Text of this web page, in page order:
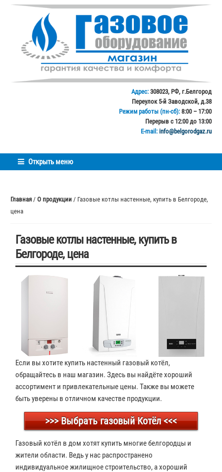
Перейти
навигации
Перейти
содержимому
Адрес:308023, РФ, г.Белгород
Переулок 5-й Заводской, д.38
Режим работы (пн-сб):8:00 – 17:00
Перерыв с 12:00 до 13:00
E-mail: info@belgorodgaz.ru
Открыть меню
Главная/ О продукции/ Газовые котлы настенные, купить в Белгороде,
цена
Газовые котлы настенные, купить в
Белгороде, цена
Если вы хотите купить настенный газовый котёл,
обращайтесь в наш магазин. Здесь вы найдётехороший
ассортимент и привлекательные цены. Также вы можете
быть уверены в отличном качестве продукции.
>>> Выбрать газовый Котёл <<<
Газовый котёл в дом хотят купить многие белгородцы и
жители области. Ведь у нас распространено
индивидуальное жилищное строительство, а хороший